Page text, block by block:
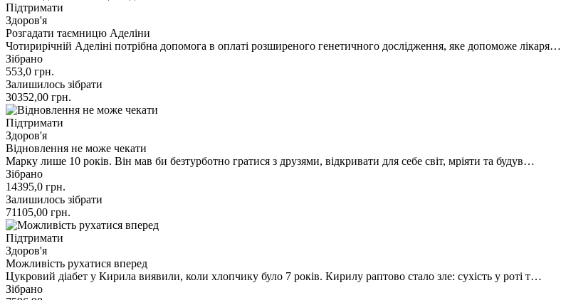
Підтримати
Здоров'я
Розгадати таємницю Аделіни
Чотирирічній Аделіні потрібна допомога в оплаті розширеного генетичного дослідження, яке допоможе лікаря…
Зібрано
553,0 грн.
Залишилось зібрати
30352,00 грн.
Підтримати
Здоров'я
Відновлення не може чекати
Марку лише 10 років. Він мав би безтурботно гратися з друзями, відкривати для себе світ, мріяти та будув…
Зібрано
14395,0 грн.
Залишилось зібрати
71105,00 грн.
Підтримати
Здоров'я
Можливість рухатися вперед
Цукровий діабет у Кирила виявили, коли хлопчику було 7 років. Кирилу раптово стало зле: сухість у роті т…
Зібрано